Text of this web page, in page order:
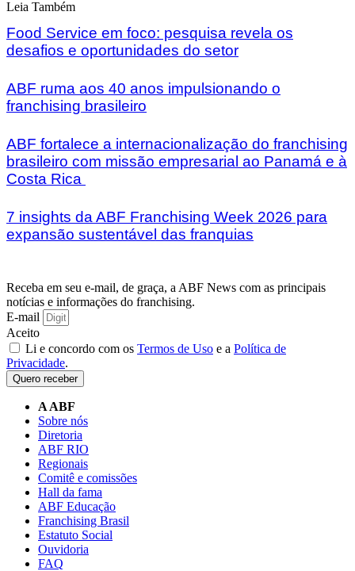
Leia Também
Food Service em foco: pesquisa revela os
desafios e oportunidades do setor
ABF ruma aos 40 anos impulsionando o
franchising brasileiro
ABF fortalece a internacionalização do franchising
brasileiro com missão empresarial ao Panamá e à
Costa Rica
7 insights da ABF Franchising Week 2026 para
expansão sustentável das franquias
Receba em seu e-mail, de graça, a ABF News com as principais
notícias e informações do franchising.
E-mail
Aceito
Li e concordo com os Termos de Uso e a Política de
Privacidade.
Quero receber
A ABF
Sobre nós
Diretoria
ABF RIO
Regionais
Comitê e comissões
Hall da fama
ABF Educação
Franchising Brasil
Estatuto Social
Ouvidoria
FAQ